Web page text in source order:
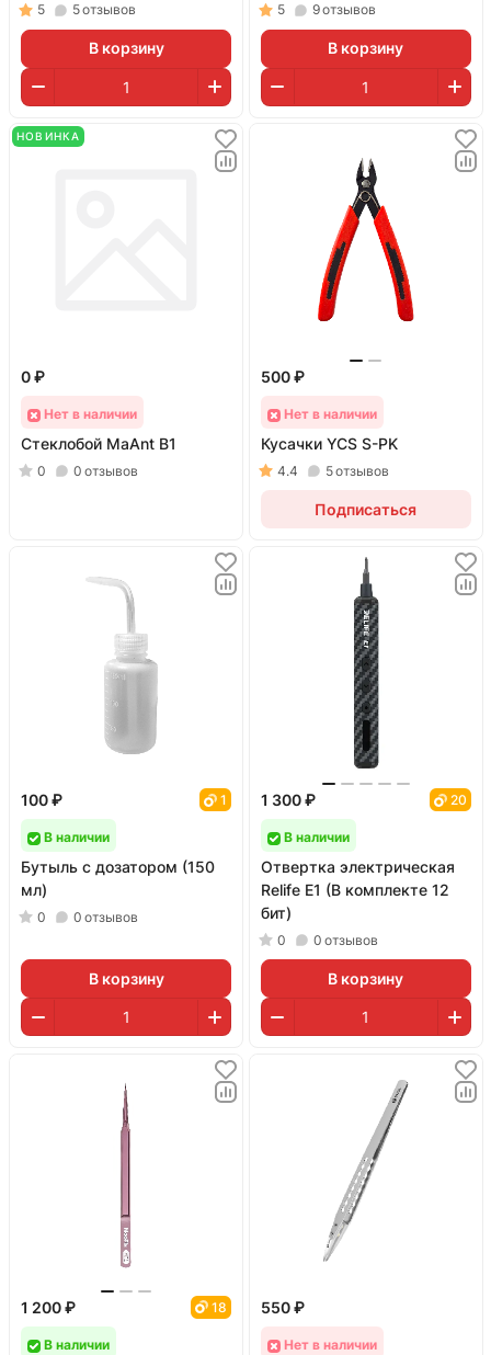
5 5отзывов
В корзину
5 9отзывов
В корзину
НОВИНКА
0 ₽
Нет в наличии
Стеклобой MaAnt B1
0 0 отзывов
500 ₽
Нет в наличии
Кусачки YCS S-PK
4.4 5отзывов
Подписаться
100 ₽ 1
В наличии
Бутыль с дозатором (150
мл)
0 0 отзывов
В корзину
1 300 ₽ 20
В наличии
Отвертка электрическая
Relife E1 (В комплекте 12
бит)
0 0 отзывов
В корзину
1 200 ₽ 18
В наличии
550 ₽
Нет в наличии